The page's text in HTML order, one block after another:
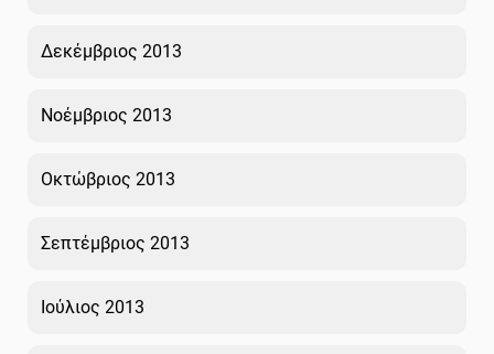
Δεκέμβριος 2013
Νοέμβριος 2013
Οκτώβριος 2013
Σεπτέμβριος 2013
Ιούλιος 2013